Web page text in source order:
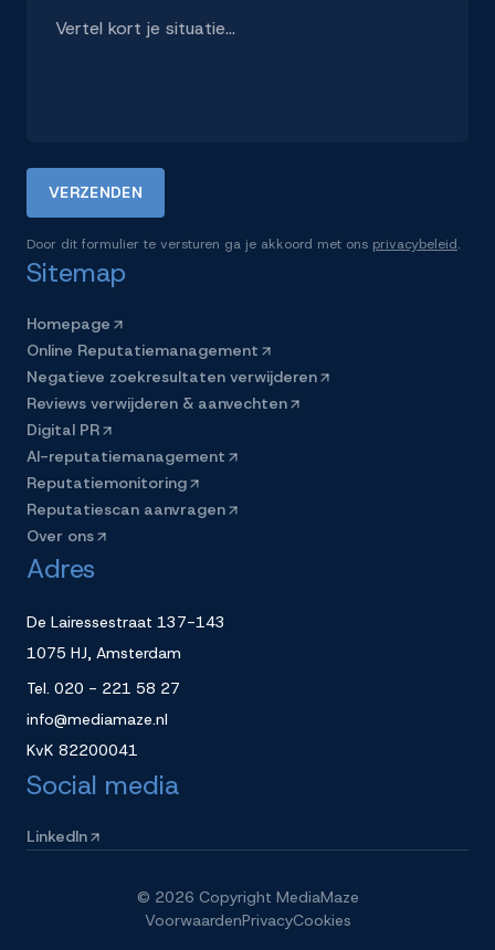
VERZENDEN
Door dit formulier te versturen ga je akkoord met ons privacybeleid.
Sitemap
Homepage
Online Reputatiemanagement
Negatieve zoekresultaten verwijderen
Reviews verwijderen & aanvechten
Digital PR
AI-reputatiemanagement
Reputatiemonitoring
Reputatiescan aanvragen
Over ons
Adres
De Lairessestraat 137-143
1075 HJ, Amsterdam
Tel. 020 - 221 58 27
info@mediamaze.nl
KvK 82200041
Social media
LinkedIn
© 2026 Copyright MediaMaze
VoorwaardenPrivacyCookies